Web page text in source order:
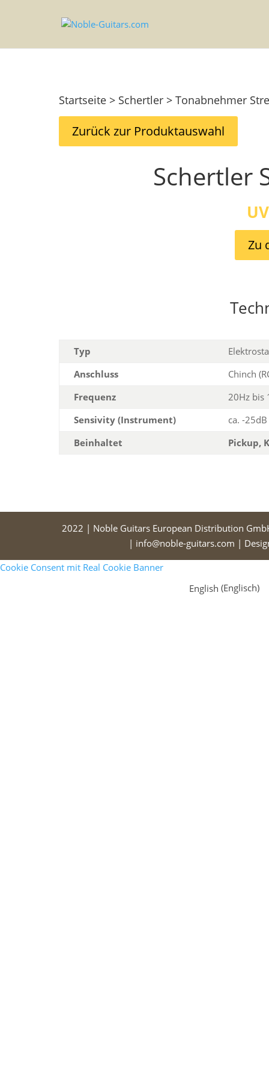
Startseite > Schertler > Tonabnehmer
Zurück zur Produktauswahl
Schertler
Zu
Typ
Anschluss
Chinch
Frequenz
20Hz bis
Sensivity (Instrument)
ca. -25dB
Beinhaltet
Pickup,
2022 | Noble Guitars European Distribution
| info@noble-guitars.com |
Cookie Consent mit Real Cookie Banner
English (Englisch)